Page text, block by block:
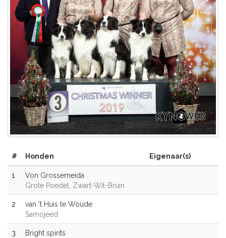
# Honden Eigenaar(s)
1
Von Grossemeida
Grote Poedel, Zwart-Wit-Bruin
2
van 't Huis te Woude
Samojeed
3
Bright spirits